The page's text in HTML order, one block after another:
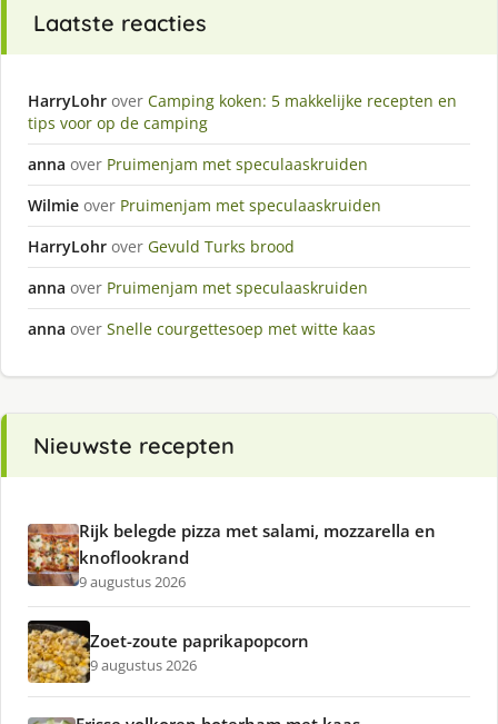
Laatste reacties
HarryLohr over Camping koken: 5 makkelijke recepten en
tips voor op de camping
anna over Pruimenjam met speculaaskruiden
Wilmie over Pruimenjam met speculaaskruiden
HarryLohr over Gevuld Turks brood
anna over Pruimenjam met speculaaskruiden
anna over Snelle courgettesoep met witte kaas
Nieuwste recepten
Rijk belegde pizza met salami, mozzarella en
knoflookrand
9 augustus 2026
Zoet-zoute paprikapopcorn
9 augustus 2026